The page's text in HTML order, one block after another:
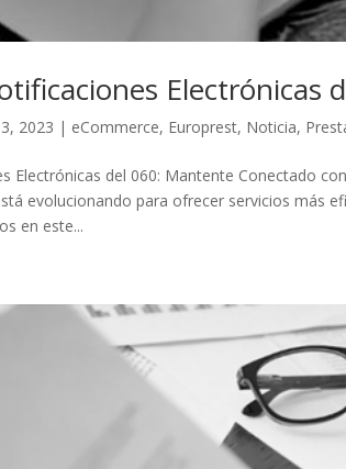
Electrónicas
2023 | eCommerce, Europrest, Noticia,
Electrónicas del 060: Mantente Conectado
evolucionando para ofrecer servicios más
en este...